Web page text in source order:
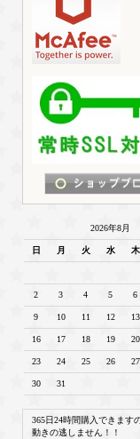
2026年8月
日 月 火 水 木
2 3 4 5 6
9 10 11 12 13
16 17 18 19 20
23 24 25 26 27
30 31
365日24時間購入できます
動きの逃しません！！